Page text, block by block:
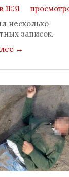
11:31
несколько
записок.
→